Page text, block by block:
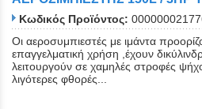
Κωδικός Προϊόντος:
Οι αεροσυμπιεστές με ιμάντα
επαγγελματική χρήση ,έχουν
λειτουργούν σε χαμηλές στροφές
λιγότερες φθορές...